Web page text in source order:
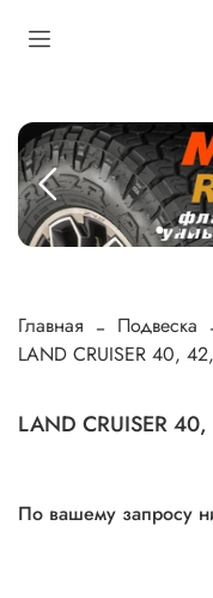
Главная Подвеска
LAND CRUISER 40,
LAND CRUISER
По вашему запросу